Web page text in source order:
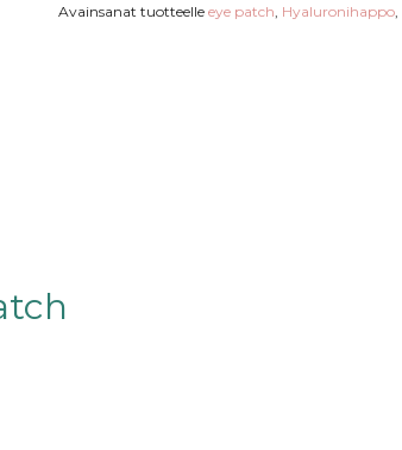
Avainsanat tuotteelle eye patch Hyaluronihappo,